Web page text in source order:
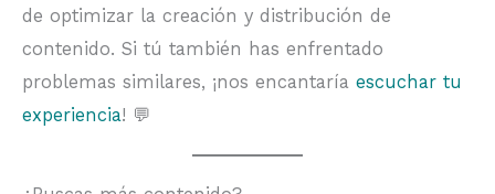
de optimizar la creación y distribución de
contenido. Si tú también has enfrentado
problemas similares, ¡nos encantaría escuchar tu
experiencia! 💬